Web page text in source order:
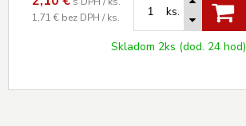
1,71 € bez DPH / ks. ks.
Skladom 2ks (dod. 24 hod)